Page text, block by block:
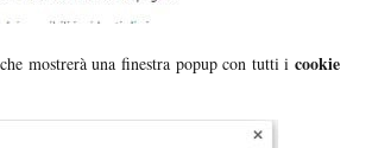
che mostrerà una finestra popup con tutti icookie